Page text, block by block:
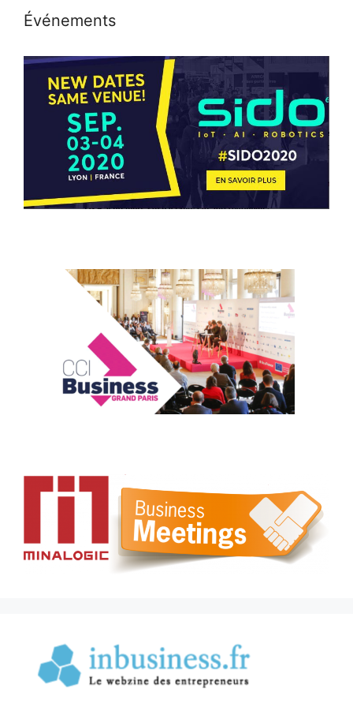
Événements